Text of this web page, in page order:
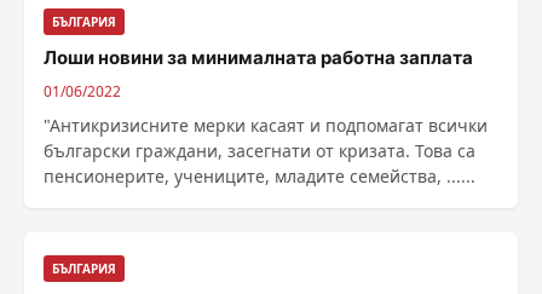
БЪЛГАРИЯ
Лоши новини за минималната работна заплата
01/06/2022
"Антикризисните мерки касаят и подпомагат всички
български граждани, засегнати от кризата. Това са
пенсионерите, учениците, младите семейства, ......
БЪЛГАРИЯ